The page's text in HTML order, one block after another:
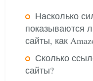
Насколько
показываются
сайты, как
Сколько
сайты?